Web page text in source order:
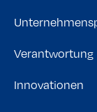
Verantwortung
Innovationen